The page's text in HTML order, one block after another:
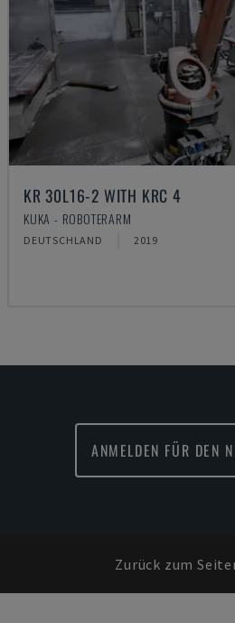
KR 30L16-2 WITH KRC 4
KUKA - ROBOTERARM
DEUTSCHLAND 2019
ANMELDEN FÜR DEN
Zurück zum